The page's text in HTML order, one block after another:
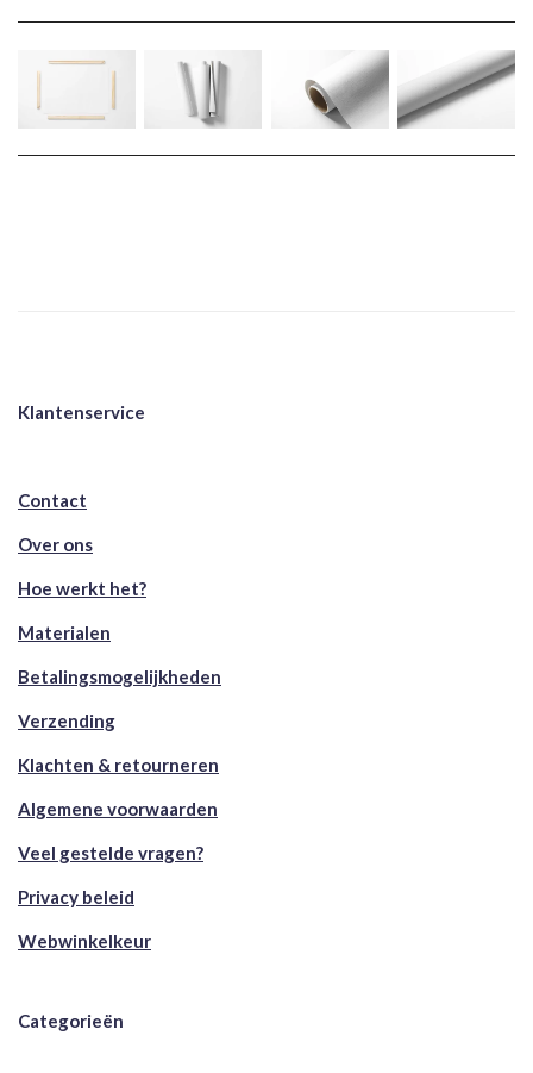
Klantenservice
Contact
Over ons
Hoe werkt het?
Materialen
Betalingsmogelijkheden
Verzending
Klachten & retourneren
Algemene voorwaarden
Veel gestelde vragen?
Privacy beleid
Webwinkelkeur
Categorieën